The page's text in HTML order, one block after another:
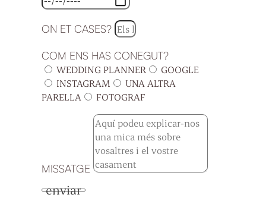
ON ET CASES?
COM ENS HAS CONEGUT?
WEDDING PLANNER
GOOGLE
INSTAGRAM
UNA ALTRA
PARELLA
FOTOGRAF
MISSATGE
enviar